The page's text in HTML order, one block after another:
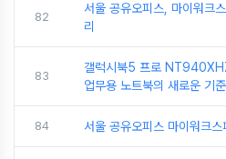
82
서울 공유오피스, 마이워크
리
83
갤럭시북5 프로
업무용 노트북의 새로운 기준
84 서울 공유오피스 마이워크